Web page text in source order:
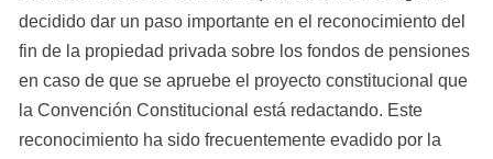
decidido dar un paso importante en el reconocimiento del
fin de la propiedad privada sobre los fondos de pensiones
en caso de que se apruebe el proyecto constitucional que
la Convención Constitucional está redactando. Este
reconocimiento ha sido frecuentemente evadido por la